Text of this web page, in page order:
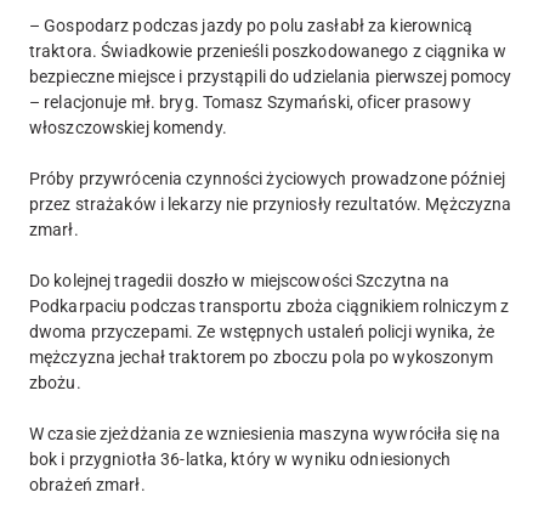
– Gospodarz podczas jazdy po polu zasłabł za kierownicą
traktora. Świadkowie przenieśli poszkodowanego z ciągnika w
bezpieczne miejsce i przystąpili do udzielania pierwszej pomocy
– relacjonuje mł. bryg. Tomasz Szymański, oficer prasowy
włoszczowskiej komendy.
Próby przywrócenia czynności życiowych prowadzone później
przez strażaków i lekarzy nie przyniosły rezultatów. Mężczyzna
zmarł.
Do kolejnej tragedii doszło w miejscowości Szczytna na
Podkarpaciu podczas transportu zboża ciągnikiem rolniczym z
dwoma przyczepami. Ze wstępnych ustaleń policji wynika, że
mężczyzna jechał traktorem po zboczu pola po wykoszonym
zbożu.
W czasie zjeżdżania ze wzniesienia maszyna wywróciła się na
bok i przygniotła 36-latka, który w wyniku odniesionych
obrażeń zmarł.